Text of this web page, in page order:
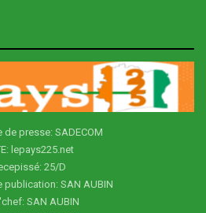
de presse: SADECOM
lepays225.net
25/D
publication: SAN AUBIN
SAN AUBIN